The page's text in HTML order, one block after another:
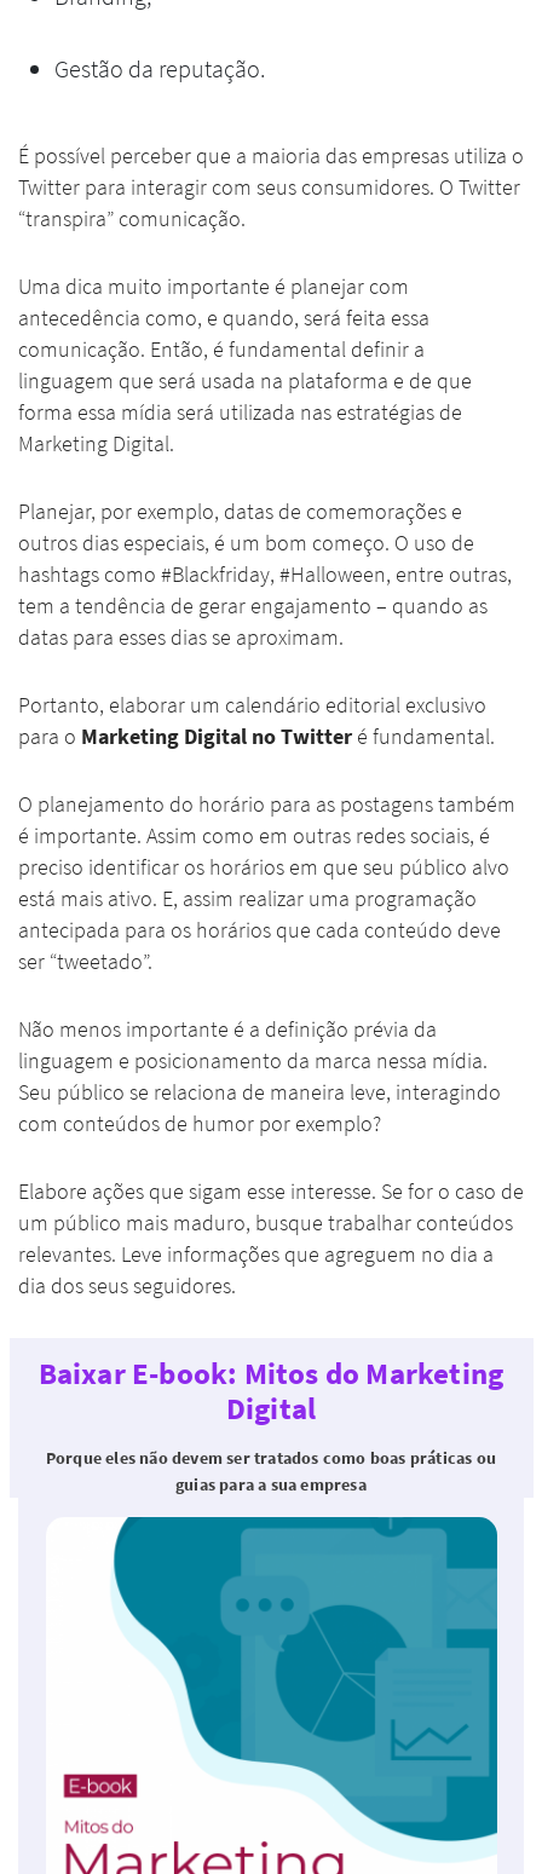
Gestão da reputação.
É possível perceber que a maioria das empresas utiliza o
Twitter para interagir com seus consumidores. O Twitter
“transpira” comunicação.
Uma dica muito importante é planejar com
antecedência como, e quando, será feita essa
comunicação. Então, é fundamental definir a
linguagem que será usada na plataforma e de que
forma essa mídia será utilizada nas estratégias de
Marketing Digital.
Planejar, por exemplo, datas de comemorações e
outros dias especiais, é um bom começo. O uso de
hashtags como #Blackfriday, #Halloween, entre outras,
tem a tendência de gerar engajamento – quando as
datas para esses dias se aproximam.
Portanto, elaborar um calendário editorial exclusivo
para o Marketing Digital no Twitter é fundamental.
O planejamento do horário para as postagens também
é importante. Assim como em outras redes sociais, é
preciso identificar os horários em que seu público alvo
está mais ativo. E, assim realizar uma programação
antecipada para os horários que cada conteúdo deve
ser “tweetado”.
Não menos importante é a definição prévia da
linguagem e posicionamento da marca nessa mídia.
Seu público se relaciona de maneira leve, interagindo
com conteúdos de humor por exemplo?
Elabore ações que sigam esse interesse. Se for o caso de
um público mais maduro, busque trabalhar conteúdos
relevantes. Leve informações que agreguem no dia a
dia dos seus seguidores.
Baixar E-book: Mitos do Marketing
Digital
Porque eles não devem ser tratados como boas práticas ou
guias para a sua empresa